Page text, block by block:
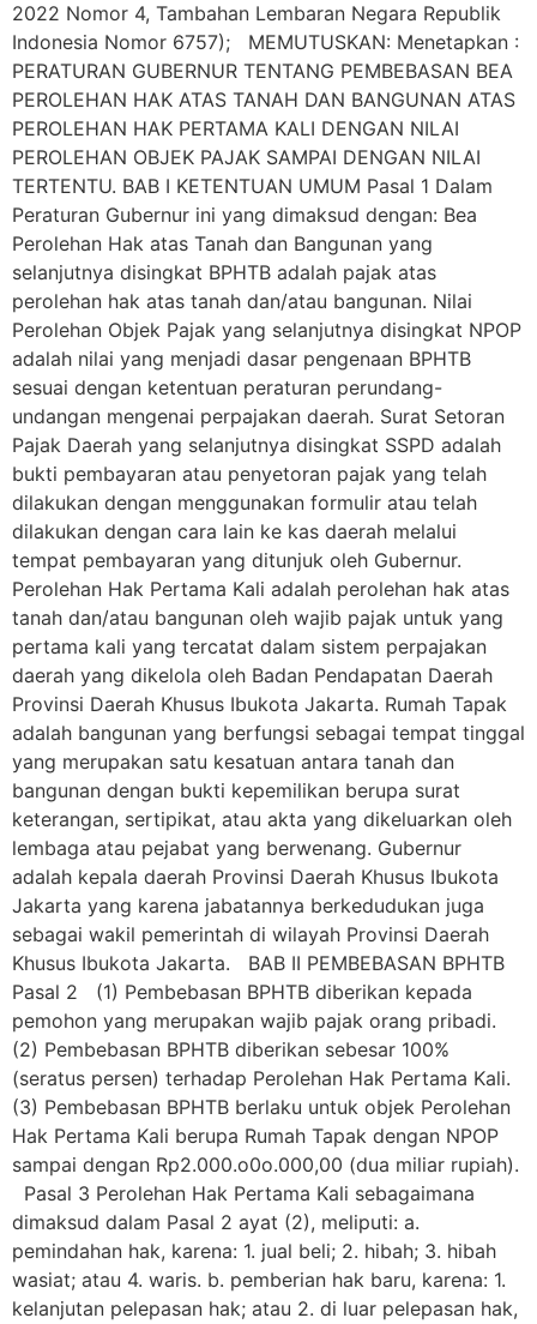
2022 Nomor 4, Tambahan Lembaran Negara Republik
Indonesia Nomor 6757); MEMUTUSKAN: Menetapkan :
PERATURAN GUBERNUR TENTANG PEMBEBASAN BEA
PEROLEHAN HAK ATAS TANAH DAN BANGUNAN ATAS
PEROLEHAN HAK PERTAMA KALI DENGAN NILAI
PEROLEHAN OBJEK PAJAK SAMPAI DENGAN NILAI
TERTENTU. BAB I KETENTUAN UMUM Pasal 1 Dalam
Peraturan Gubernur ini yang dimaksud dengan: Bea
Perolehan Hak atas Tanah dan Bangunan yang
selanjutnya disingkat BPHTB adalah pajak atas
perolehan hak atas tanah dan/atau bangunan. Nilai
Perolehan Objek Pajak yang selanjutnya disingkat NPOP
adalah nilai yang menjadi dasar pengenaan BPHTB
sesuai dengan ketentuan peraturan perundang-
undangan mengenai perpajakan daerah. Surat Setoran
Pajak Daerah yang selanjutnya disingkat SSPD adalah
bukti pembayaran atau penyetoran pajak yang telah
dilakukan dengan menggunakan formulir atau telah
dilakukan dengan cara lain ke kas daerah melalui
tempat pembayaran yang ditunjuk oleh Gubernur.
Perolehan Hak Pertama Kali adalah perolehan hak atas
tanah dan/atau bangunan oleh wajib pajak untuk yang
pertama kali yang tercatat dalam sistem perpajakan
daerah yang dikelola oleh Badan Pendapatan Daerah
Provinsi Daerah Khusus Ibukota Jakarta. Rumah Tapak
adalah bangunan yang berfungsi sebagai tempat tinggal
yang merupakan satu kesatuan antara tanah dan
bangunan dengan bukti kepemilikan berupa surat
keterangan, sertipikat, atau akta yang dikeluarkan oleh
lembaga atau pejabat yang berwenang. Gubernur
adalah kepala daerah Provinsi Daerah Khusus Ibukota
Jakarta yang karena jabatannya berkedudukan juga
sebagai wakil pemerintah di wilayah Provinsi Daerah
Khusus Ibukota Jakarta. BAB II PEMBEBASAN BPHTB
Pasal 2 (1) Pembebasan BPHTB diberikan kepada
pemohon yang merupakan wajib pajak orang pribadi.
(2) Pembebasan BPHTB diberikan sebesar 100%
(seratus persen) terhadap Perolehan Hak Pertama Kali.
(3) Pembebasan BPHTB berlaku untuk objek Perolehan
Hak Pertama Kali berupa Rumah Tapak dengan NPOP
sampai dengan Rp2.000.o0o.000,00 (dua miliar rupiah).
Pasal 3 Perolehan Hak Pertama Kali sebagaimana
dimaksud dalam Pasal 2 ayat (2), meliputi: a.
pemindahan hak, karena: 1. jual beli; 2. hibah; 3. hibah
wasiat; atau 4. waris. b. pemberian hak baru, karena: 1.
kelanjutan pelepasan hak; atau 2. di luar pelepasan hak,